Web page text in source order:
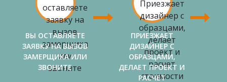
ВЫ ОСТАВЛЯЕТЕ
ЗАЯВКУ НА ВЫЗОВ
ЗАМЕРЩИКА ИЛИ
ЗВОНИТЕ
ПРИЕЗЖАЕТ
ДИЗАЙНЕР С
ОБРАЗЦАМИ,
ДЕЛАЕТ ПРОЕКТ И
РАСЧЕТ